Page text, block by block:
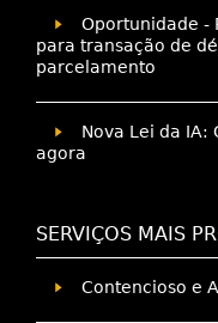
Oportunidade -
para transação de
parcelamento
Nova Lei da IA:
agora
SERVIÇOS MAIS
Contencioso e